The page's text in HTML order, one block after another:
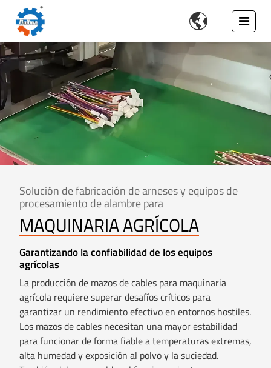

Solución de fabricación de arneses y equipos de
procesamiento de alambre para
MAQUINARIA AGRÍCOLA
Garantizando la confiabilidad de los equipos
agrícolas
La producción de mazos de cables para maquinaria
agrícola requiere superar desafíos críticos para
garantizar un rendimiento efectivo en entornos hostiles.
Los mazos de cables necesitan una mayor estabilidad
para funcionar de forma fiable a temperaturas extremas,
alta humedad y exposición al polvo y la suciedad.